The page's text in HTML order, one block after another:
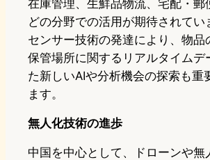
在庫管理、生鮮品物流、宅配・郵
どの分野での活用が期待されてい
センサー技術の発達により、物品
保管場所に関するリアルタイムデ
た新しいAIや分析機会の探索も重
ます。
無人化技術の進歩
中国を中心として、ドローンや無